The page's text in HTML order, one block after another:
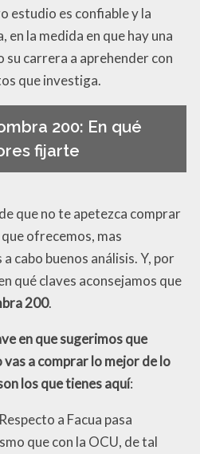
estudio es confiable y la
en la medida en que hay una
su carrera a aprehender con
que investiga.
200: En qué
fijarte
que no te apetezca comprar
ofrecemos, mas
cabo buenos análisis. Y, por
qué claves aconsejamos que
200.
en que sugerimos que
a comprar lo mejor de lo
los que tienes aquí:
a Facua pasa
que con la OCU, de tal